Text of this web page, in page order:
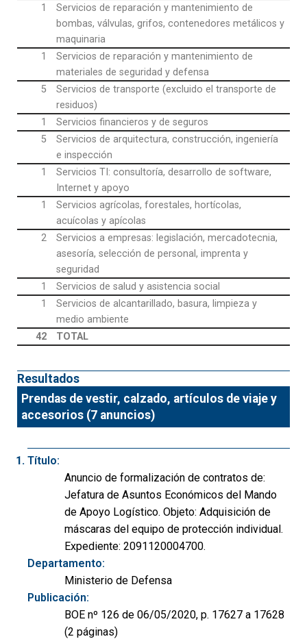
1
Servicios de reparación y mantenimiento de
bombas, válvulas, grifos, contenedores metálicos y
maquinaria
1
Servicios de reparación y mantenimiento de
materiales de seguridad y defensa
5
Servicios de transporte (excluido el transporte de
residuos)
1
Servicios financieros y de seguros
5
Servicios de arquitectura, construcción, ingeniería
e inspección
1
Servicios TI: consultoría, desarrollo de software,
Internet y apoyo
1
Servicios agrícolas, forestales, hortícolas,
acuícolas y apícolas
2
Servicios a empresas: legislación, mercadotecnia,
asesoría, selección de personal, imprenta y
seguridad
1
Servicios de salud y asistencia social
1
Servicios de alcantarillado, basura, limpieza y
medio ambiente
42
TOTAL
Resultados
Prendas de vestir, calzado, artículos de viaje y
accesorios (7 anuncios)
Título:
Anuncio de formalización de contratos de:
Jefatura de Asuntos Económicos del Mando
de Apoyo Logístico. Objeto: Adquisición de
máscaras del equipo de protección individual.
Expediente: 2091120004700.
Departamento:
Ministerio de Defensa
Publicación:
BOE nº 126 de 06/05/2020, p. 17627 a 17628
(2 páginas)